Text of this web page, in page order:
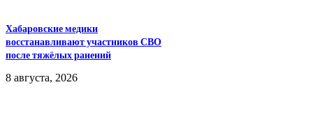
Хабаровские медики
восстанавливают участников СВО
после тяжёлых ранений
8 августа, 2026